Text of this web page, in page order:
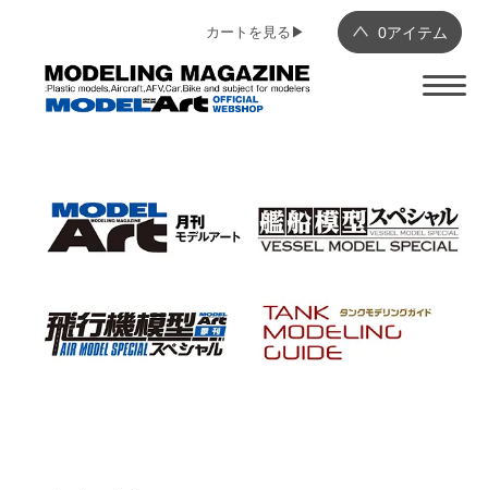
0アイテム
カートを見る▶︎